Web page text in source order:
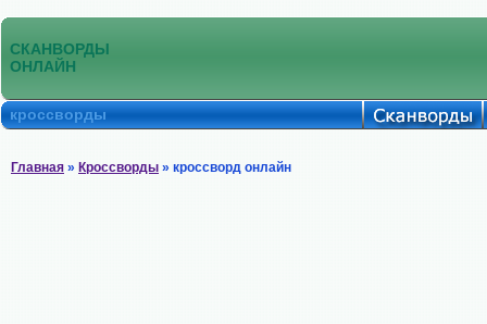
СКАНВОРДЫ
ОНЛАЙН
кроссворды
Главная » Кроссворды » кроссворд онлайн